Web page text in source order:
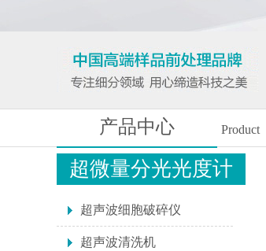
产品中心 Product
超微量分光光度计
超声波细胞破碎仪
超声波清洗机